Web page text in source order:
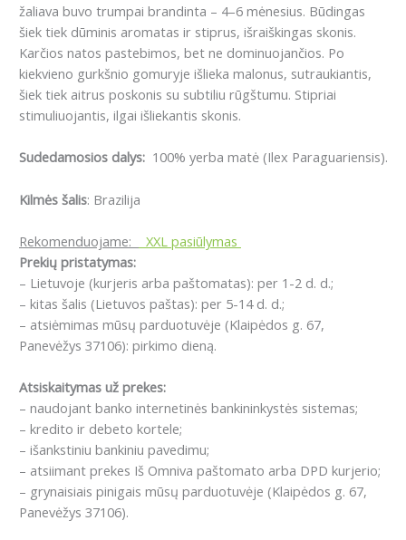
žaliava buvo trumpai brandinta – 4–6 mėnesius. Būdingas
šiek tiek dūminis aromatas ir stiprus, išraiškingas skonis.
Karčios natos pastebimos, bet ne dominuojančios. Po
kiekvieno gurkšnio gomuryje išlieka malonus, sutraukiantis,
šiek tiek aitrus poskonis su subtiliu rūgštumu. Stipriai
stimuliuojantis, ilgai išliekantis skonis.
Sudedamosios dalys: 100% yerba matė (Ilex Paraguariensis).
Kilmės šalis: Brazilija
Rekomenduojame:
XXL pasiūlymas
Prekių pristatymas:
– Lietuvoje (kurjeris arba paštomatas): per 1-2 d. d.;
– kitas šalis (Lietuvos paštas): per 5-14 d. d.;
– atsiėmimas mūsų parduotuvėje (Klaipėdos g. 67,
Panevėžys 37106): pirkimo dieną.
Atsiskaitymas už prekes:
– naudojant banko internetinės bankininkystės sistemas;
– kredito ir debeto kortele;
– išankstiniu bankiniu pavedimu;
– atsiimant prekes Iš Omniva paštomato arba DPD kurjerio;
– grynaisiais pinigais mūsų parduotuvėje (Klaipėdos g. 67,
Panevėžys 37106).